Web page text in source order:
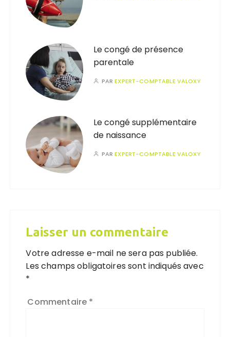
Le congé de présence
parentale
PAREXPERT-COMPTABLE VALOXY
Le congé supplémentaire
de naissance
PAREXPERT-COMPTABLE VALOXY
Laisser un commentaire
Votre adresse e-mail ne sera pas publiée.
Les champs obligatoires sont indiqués avec
*
Commentaire *